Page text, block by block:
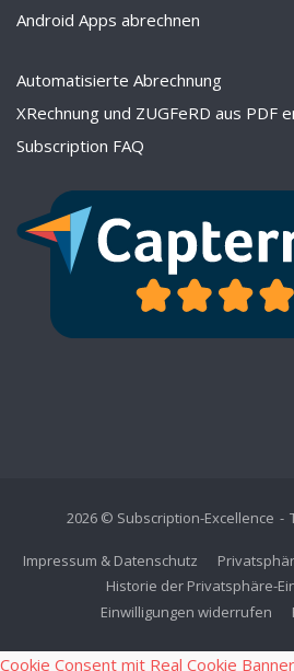
Android Apps abrechnen
Automatisierte Abrechnung
XRechnung und ZUGFeRD aus PDF
Subscription FAQ
2026 © Subscription-Excellence
Impressum & Datenschutz
Historie der Privatsphäre-
Einwilligungen widerrufen
Cookie Consent mit Real Cookie Banner